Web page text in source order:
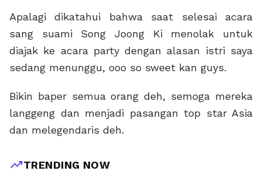
Apalagi dikatahui bahwa saat selesai acara
sang suami Song Joong Ki menolak untuk
diajak ke acara party dengan alasan istri saya
sedang menunggu, ooo so sweet kan guys.
Bikin baper semua orang deh, semoga mereka
langgeng dan menjadi pasangan top star Asia
dan melegendaris deh.
trending_upTRENDING NOW